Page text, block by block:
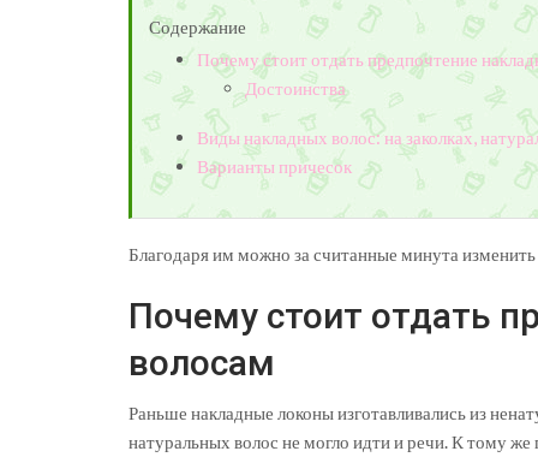
Содержание
Почему стоит отдать предпочтение
Достоинства
Виды накладных волос: на заколках,
Варианты причесок
Благодаря им можно за считанные минута
Почему стоит отдать
волосам
Раньше накладные локоны изготавливались из
натуральных волос не могло идти и речи. К тому же